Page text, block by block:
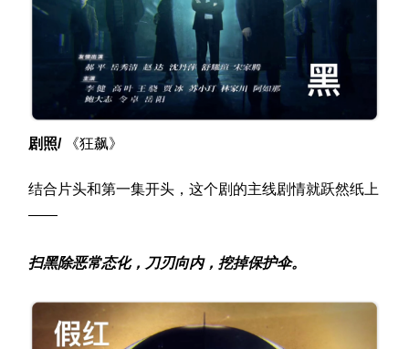
剧照/《狂飙》
结合片头和第一集开头，这个剧的主线剧情就跃然纸上
——
扫黑除恶常态化，刀刃向内，挖掉保护伞。